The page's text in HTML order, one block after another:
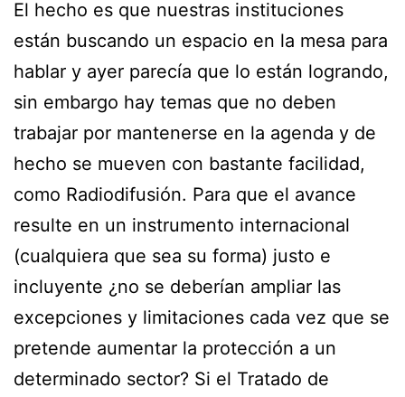
El hecho es que nuestras instituciones
están buscando un espacio en la mesa para
hablar y ayer parecía que lo están logrando,
sin embargo hay temas que no deben
trabajar por mantenerse en la agenda y de
hecho se mueven con bastante facilidad,
como Radiodifusión. Para que el avance
resulte en un instrumento internacional
(cualquiera que sea su forma) justo e
incluyente ¿no se deberían ampliar las
excepciones y limitaciones cada vez que se
pretende aumentar la protección a un
determinado sector? Si el Tratado de